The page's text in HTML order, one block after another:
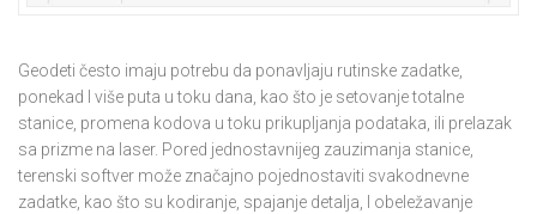
Geodeti često imaju potrebu da ponavljaju rutinske zadatke,
ponekad I više puta u toku dana, kao što je setovanje totalne
stanice, promena kodova u toku prikupljanja podataka, ili prelazak
sa prizme na laser. Pored jednostavnijeg zauzimanja stanice,
terenski softver može značajno pojednostaviti svakodnevne
zadatke, kao što su kodiranje, spajanje detalja, I obeležavanje